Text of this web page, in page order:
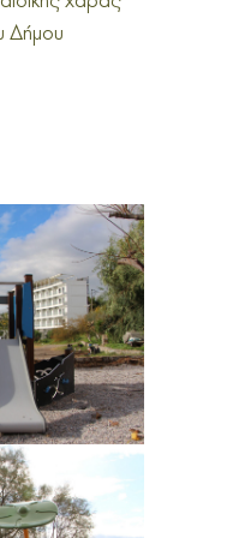
Δήμου